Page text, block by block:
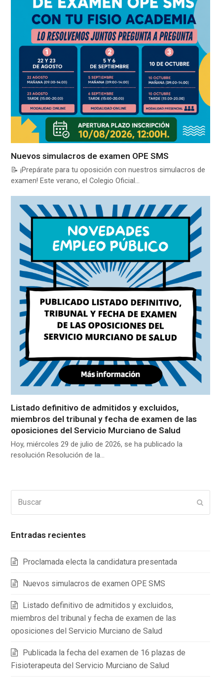
Nuevos simulacros de examen OPE SMS
📝 ¡Prepárate para tu oposición con nuestros simulacros de
examen! Este verano, el Colegio Oficial…
Listado definitivo de admitidos y excluidos,
miembros del tribunal y fecha de examen de las
oposiciones del Servicio Murciano de Salud
Hoy, miércoles 29 de julio de 2026, se ha publicado la
resolución Resolución de la…
Entradas recientes
Proclamada electa la candidatura presentada
Nuevos simulacros de examen OPE SMS
Listado definitivo de admitidos y excluidos,
miembros del tribunal y fecha de examen de las
oposiciones del Servicio Murciano de Salud
Publicada la fecha del examen de 16 plazas de
Fisioterapeuta del Servicio Murciano de Salud